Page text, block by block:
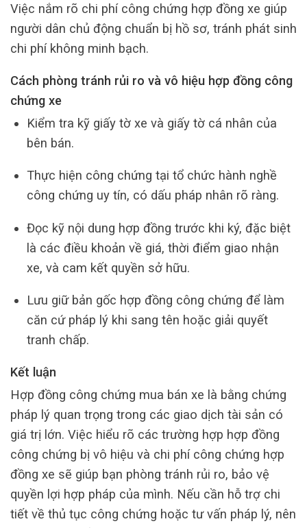
Việc nắm rõ chi phí công chứng hợp đồng xe giúp
người dân chủ động chuẩn bị hồ sơ, tránh phát sinh
chi phí không minh bạch.
Cách phòng tránh rủi ro và vô hiệu hợp đồng công
chứng xe
Kiểm tra kỹ giấy tờ xe và giấy tờ cá nhân của
bên bán.
Thực hiện công chứng tại tổ chức hành nghề
công chứng uy tín, có dấu pháp nhân rõ ràng.
Đọc kỹ nội dung hợp đồng trước khi ký, đặc biệt
là các điều khoản về giá, thời điểm giao nhận
xe, và cam kết quyền sở hữu.
Lưu giữ bản gốc hợp đồng công chứng để làm
căn cứ pháp lý khi sang tên hoặc giải quyết
tranh chấp.
Kết luận
Hợp đồng công chứng mua bán xe là bằng chứng
pháp lý quan trọng trong các giao dịch tài sản có
giá trị lớn. Việc hiểu rõ các trường hợp hợp đồng
công chứng bị vô hiệu và chi phí công chứng hợp
đồng xe sẽ giúp bạn phòng tránh rủi ro, bảo vệ
quyền lợi hợp pháp của mình. Nếu cần hỗ trợ chi
tiết về thủ tục công chứng hoặc tư vấn pháp lý, nên